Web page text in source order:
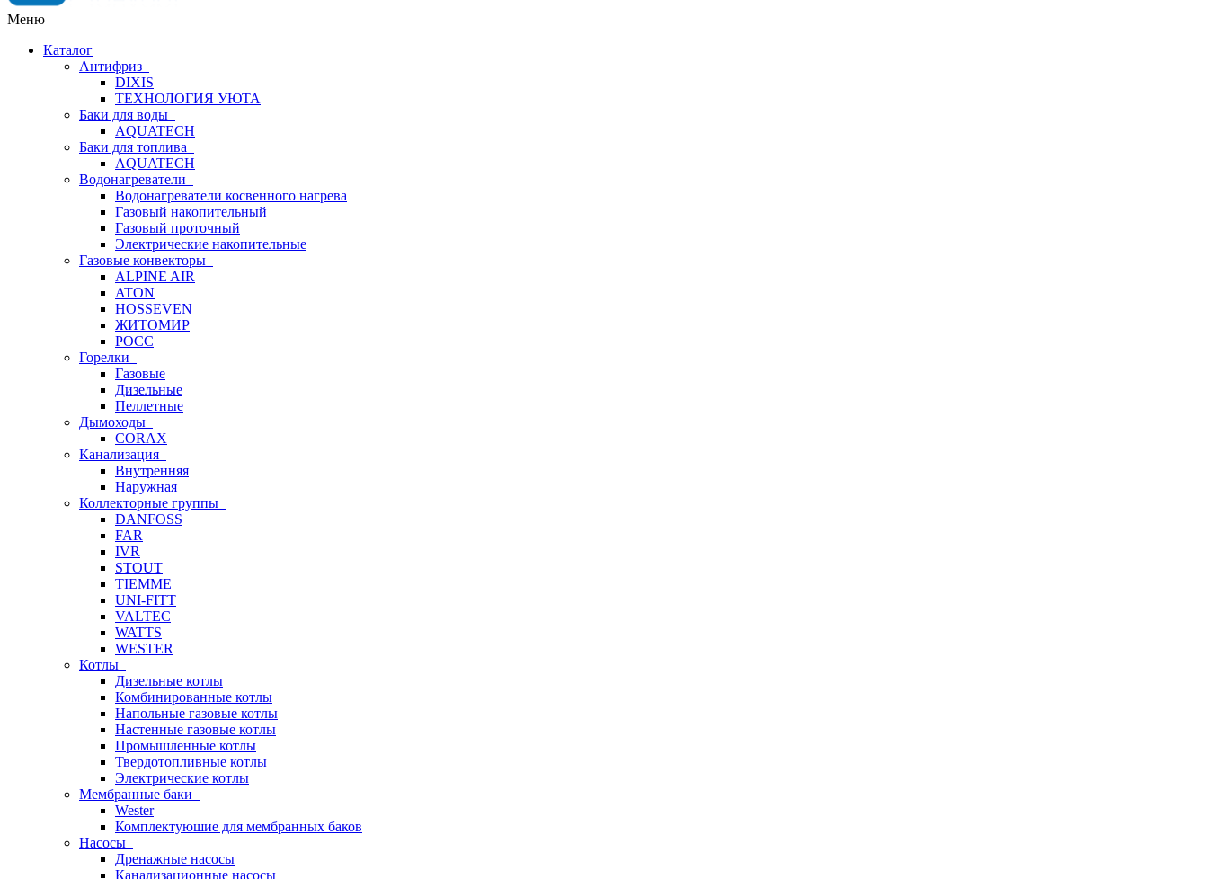
Меню
Каталог
Антифриз
DIXIS
ТЕХНОЛОГИЯ УЮТА
Баки для воды
AQUATECH
Баки для топлива
AQUATECH
Водонагреватели
Водонагреватели косвенного нагрева
Газовый накопительный
Газовый проточный
Электрические накопительные
Газовые конвекторы
ALPINE AIR
ATON
HOSSEVEN
ЖИТОМИР
РОСС
Горелки
Газовые
Дизельные
Пеллетные
Дымоходы
CORAX
Канализация
Внутренняя
Наружная
Коллекторные группы
DANFOSS
FAR
IVR
STOUT
TIEMME
UNI-FITT
VALTEC
WATTS
WESTER
Котлы
Дизельные котлы
Комбинированные котлы
Напольные газовые котлы
Настенные газовые котлы
Промышленные котлы
Твердотопливные котлы
Электрические котлы
Мембранные баки
Wester
Комплектуюшие для мембранных баков
Насосы
Дренажные насосы
Канализационные насосы